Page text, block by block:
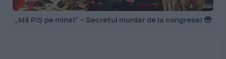
„Mă PIȘ pe mine!” – Secretul murdar de la congrese! 😳